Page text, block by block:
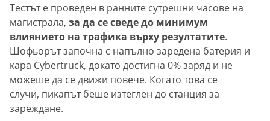
Тестът е проведен в ранните сутрешни часове на
магистрала, за да се сведе до минимум
влиянието на трафика върху резултатите.
Шофьорът започна с напълно заредена батерия и
кара Cybertruck, докато достигна 0% заряд и не
можеше да се движи повече. Когато това се
случи, пикапът беше изтеглен до станция за
зареждане.